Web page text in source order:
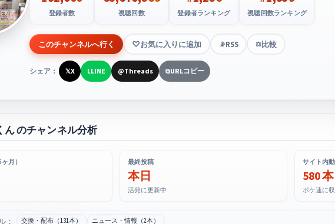
登録者数 視聴回数 登録者ランキング 視聴回数ランキング
このチャンネルへ行く お気に入りに追加 📡RSS ⚖️比較
シェア： 𝕏X LLINE @Threads ⧉URLコピー
ん のチャンネル分析
月） 最終投稿
本日
活発に更新中
サイト内
580 本
ポケ速に
： 交換・配布（131本） ニュース・情報（2本）